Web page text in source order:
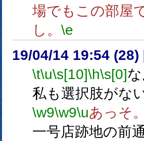
場でもこの部屋
し。 \e
19/04/14 19:54 (28)
\t\u\s[10]\h\s[0]
私も選択肢がな
\w9\w9\uあっそ
一号店跡地の前